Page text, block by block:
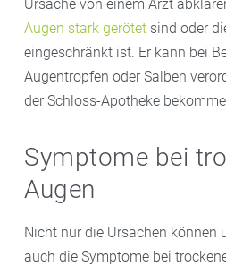
ebenfalls begünstigen und die
verschlimmern. Zudem können
Partikel in die Augen gelangen
Gleiche gilt für Cremes und
Ursache von einem Arzt
Augen stark gerötet sind oder
eingeschränkt ist. Er kann bei
Augentropfen oder Salben
der Schloss-Apotheke
Symptome bei
Augen
Nicht nur die Ursachen können
auch die Symptome bei